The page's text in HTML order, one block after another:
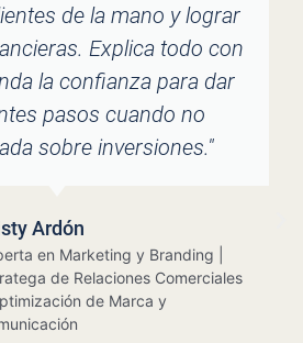
de la mano y lograr
Explica todo con
la confianza para dar
pasos cuando no
sobre inversiones."
Ardón
en Marketing y Branding |
de Relaciones Comerciales
de Marca y